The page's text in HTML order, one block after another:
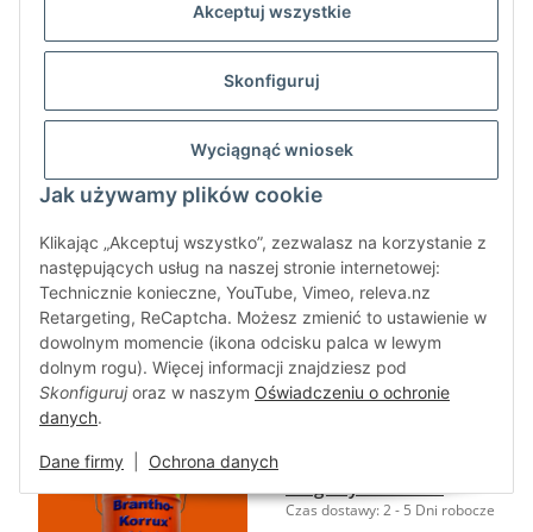
Akceptuj wszystkie
Skonfiguruj
Wyciągnąć wniosek
Jak używamy plików cookie
Klikając „Akceptuj wszystko”, zezwalasz na korzystanie z
następujących usług na naszej stronie internetowej:
Technicznie konieczne, YouTube, Vimeo, releva.nz
Retargeting, ReCaptcha. Możesz zmienić to ustawienie w
dowolnym momencie (ikona odcisku palca w lewym
dolnym rogu). Więcej informacji znajdziesz pod
Skonfigurujoraz w naszym Oświadczeniu o ochronie
danych.
Dane firmy Ochrona danych
Brantho Korrux "3 w 1"
5 litrów perlowo-bialy
RAL 1013
× 596,20 zł
484,71 zł netto
119,25 zł na 1 l
drogowy RAL 2009
Czas dostawy:2 - 5 Dni robocze